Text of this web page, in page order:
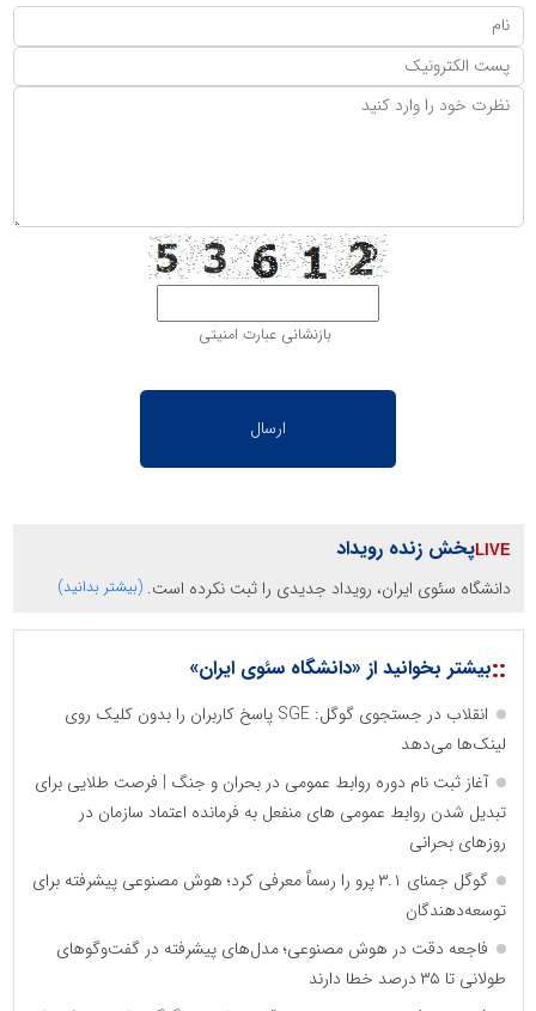
بازنشانی عبارت امنیتی
پخش زنده رویداد
دانشگاه سئوی ایران، رویداد جدیدی را ثبت نکرده است. (بیشتر بدانید)
::بیشتر بخوانید از «دانشگاه سئوی ایران»
انقلاب در جستجوی گوگل: SGE پاسخ کاربران را بدون کلیک روی
لینک‌ها می‌دهد
آغاز ثبت نام دوره روابط عمومی در بحران و جنگ | فرصت طلایی برای
تبدیل شدن روابط عمومی های منفعل به فرمانده اعتماد سازمان در
روزهای بحرانی
گوگل جمنای ۳.۱ پرو را رسماً معرفی کرد؛ هوش مصنوعی پیشرفته برای
توسعه‌دهندگان
فاجعه دقت در هوش مصنوعی؛ مدل‌های پیشرفته در گفت‌وگوهای
طولانی تا ۳۵ درصد خطا دارند